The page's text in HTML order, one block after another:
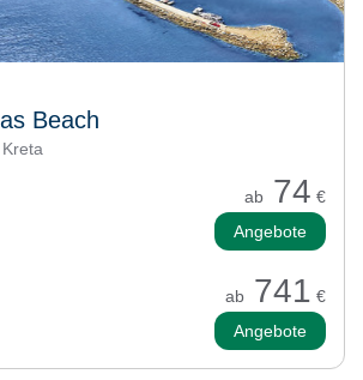
Beach
ab 74 €
Angebote
ab 741 €
Angebote